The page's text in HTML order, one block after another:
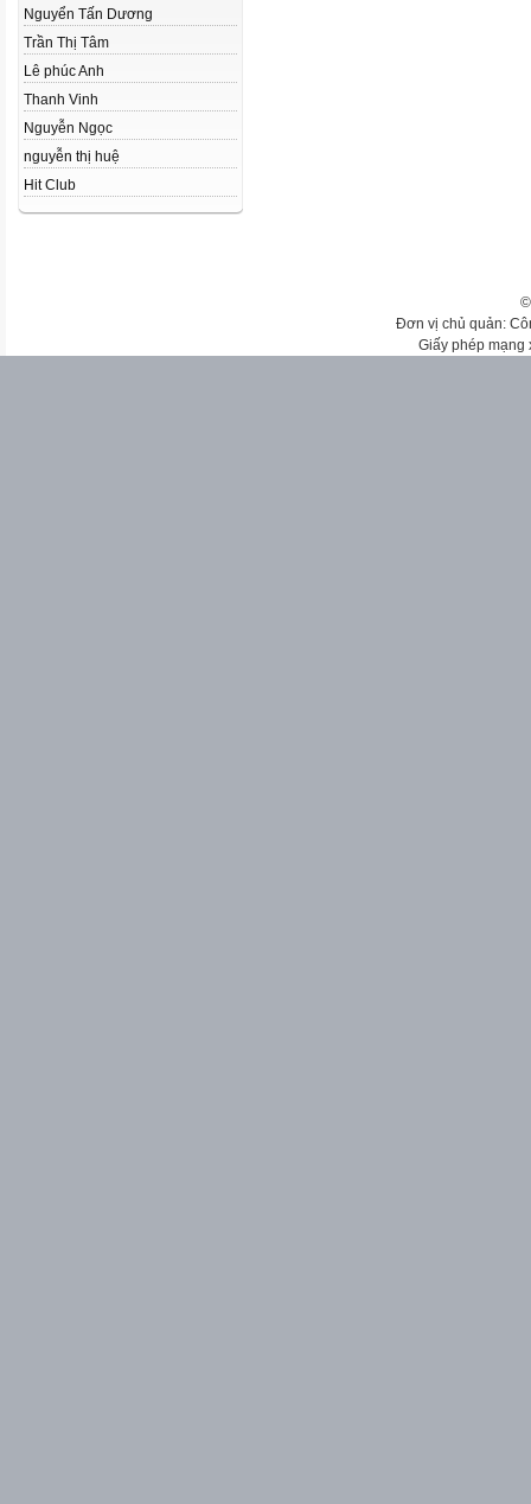
Nguyển Tấn Dương
Trần Thị Tâm
Lê phúc Anh
Thanh Vinh
Nguyễn Ngọc
nguyễn thị huệ
Hit Club
Đơn vị chủ quản:
Giấy phép mạng